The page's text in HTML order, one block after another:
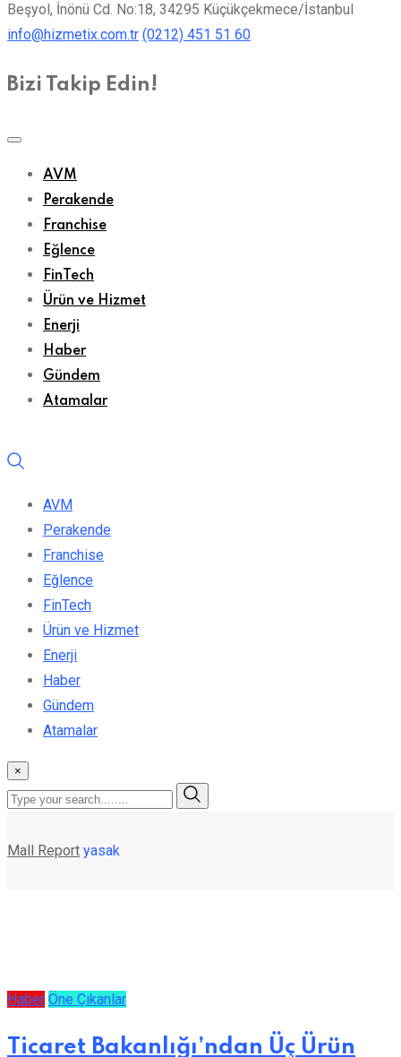
Beşyol, İnönü Cd. No:18, 34295 Küçükçekmece/İstanbul
info@hizmetix.com.tr (0212) 451 51 60
Bizi Takip Edin!
AVM
Perakende
Franchise
Eğlence
FinTech
Ürün ve Hizmet
Enerji
Haber
Gündem
Atamalar
AVM
Perakende
Franchise
Eğlence
FinTech
Ürün ve Hizmet
Enerji
Haber
Gündem
Atamalar
×
Mall Report yasak
Haber Öne Çıkanlar
Ticaret Bakanlığı’ndan Üç Ürün